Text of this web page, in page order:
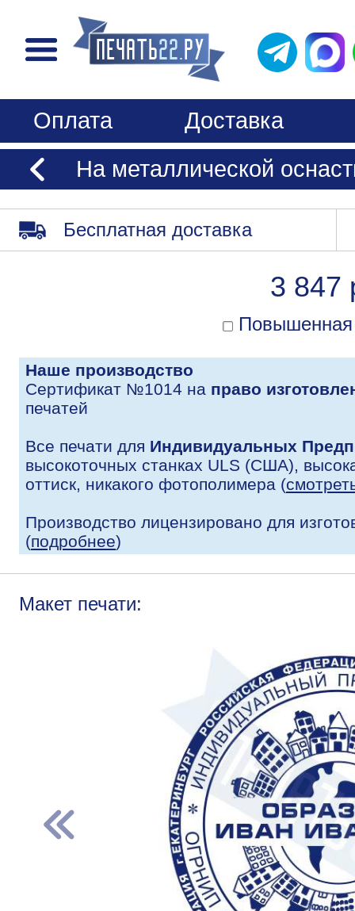
Оплата
Доставка
На металлической
Бесплатная доставка
3 847
Повышенная
Наше производство
Сертификат №1014 на право
печатей
Все печати для Индивидуальных
высокоточных станках ULS (США),
оттиск, никакого фотополимера (
Производство лицензировано для
(подробнее)
Макет печати: